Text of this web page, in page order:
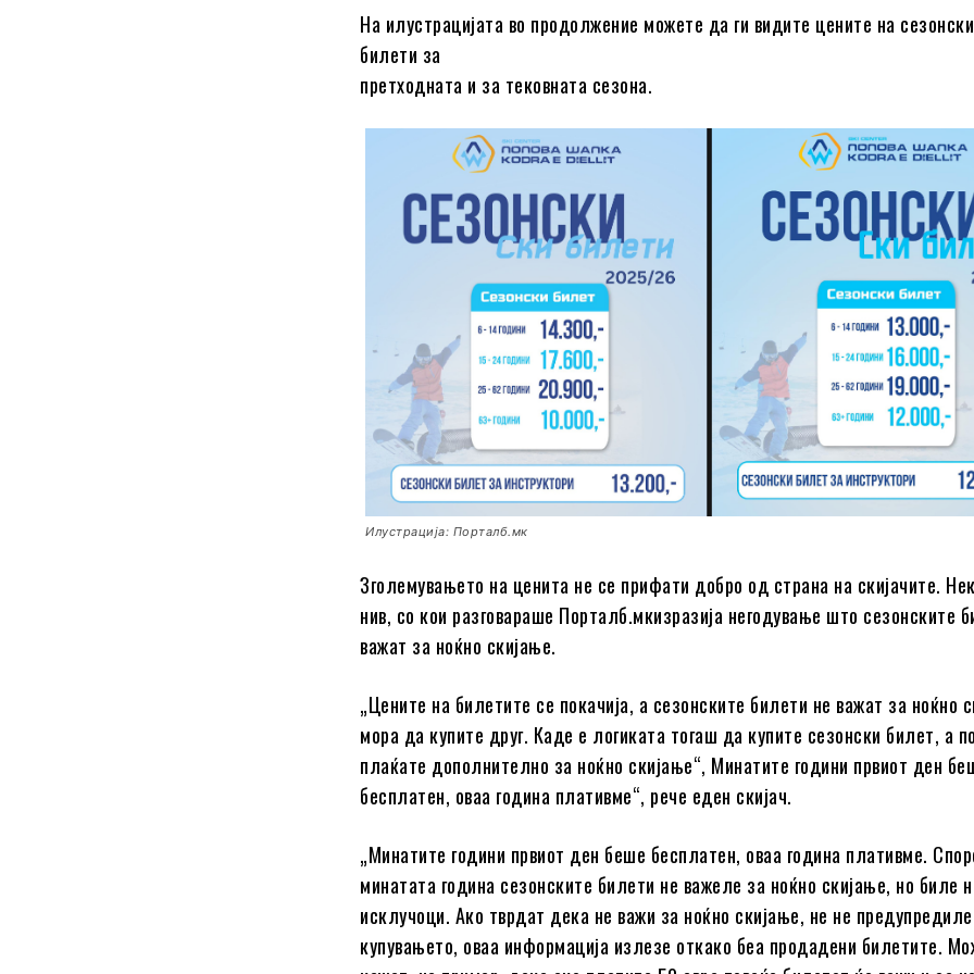
На илустрацијата во продолжение можете да ги видите цените на
билети за
претходната и за тековната сезона.
Илустрација: Порталб.мк
Зголемувањето на ценита не се прифати добро од страна на скијачите.
нив, со кои разговараше Порталб.мкизразија негодување што сезонските
важат за ноќно скијање.
„Цените на билетите се покачија, а сезонските билети не важат за ноќно
мора да купите друг. Каде е логиката тогаш да купите сезонски билет, а
плаќате дополнително за ноќно скијање“, Минатите години првиот ден
бесплатен, оваа година плативме“, рече еден скијач.
„Минатите години првиот ден беше бесплатен, оваа година плативме.
минатата година сезонските билети не важеле за ноќно скијање, но биле
исклучоци. Ако тврдат дека не важи за ноќно скијање, не не
купувањето, оваа информација излезе откако беа продадени билетите.